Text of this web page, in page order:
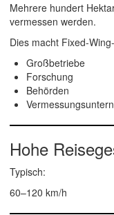
Mehrere hundert
vermessen werden.
Dies macht Fixed-
Großbetriebe
Forschung
Behörden
Hohe
Typisch:
60–120 km/h